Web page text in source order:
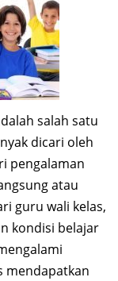
salah satu
dicari oleh
pengalaman
atau
guru wali kelas,
kondisi belajar
mendapatkan